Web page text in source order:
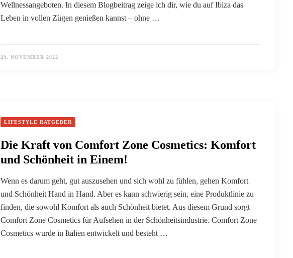
Wellnessangeboten. In diesem Blogbeitrag zeige ich dir, wie du auf Ibiza das
Leben in vollen Zügen genießen kannst – ohne …
29. NOVEMBER 2022
LIFESTYLE RATGEBER
Die Kraft von Comfort Zone Cosmetics: Komfort
und Schönheit in Einem!
Wenn es darum geht, gut auszusehen und sich wohl zu fühlen, gehen Komfort
und Schönheit Hand in Hand. Aber es kann schwierig sein, eine Produktlinie zu
finden, die sowohl Komfort als auch Schönheit bietet. Aus diesem Grund sorgt
Comfort Zone Cosmetics für Aufsehen in der Schönheitsindustrie. Comfort Zone
Cosmetics wurde in Italien entwickelt und besteht …